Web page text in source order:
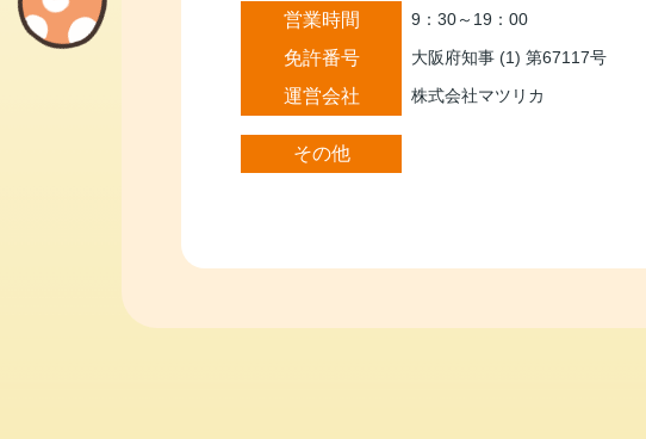
営業時間 9：30～19：00
免許番号 大阪府知事 (1) 第67117号
運営会社 株式会社マツリカ
その他